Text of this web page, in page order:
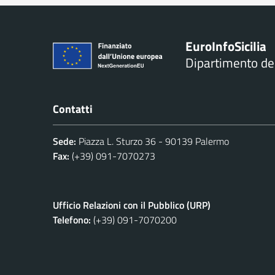
EuroInfoSicilia
Dipartimento
Contatti
Sede: Piazza L. Sturzo 36 - 90139 Palermo
Fax: (+39) 091-7070273
Ufficio Relazioni con il Pubblico (URP)
Telefono: (+39) 091-7070200